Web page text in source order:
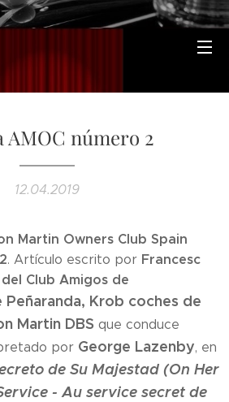
AMOC número 2
12.04.2019
Martin Owners Club Spain
. Artículo escrito por Francesc
Club Amigos de
Peñaranda, Krob coches de
Martin DBS que conduce
por George Lazenby, en
de Su Majestad (On Her
- Au service secret de